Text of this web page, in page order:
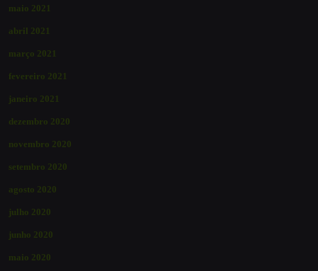
maio 2021
abril 2021
março 2021
fevereiro 2021
janeiro 2021
dezembro 2020
novembro 2020
setembro 2020
agosto 2020
julho 2020
junho 2020
maio 2020